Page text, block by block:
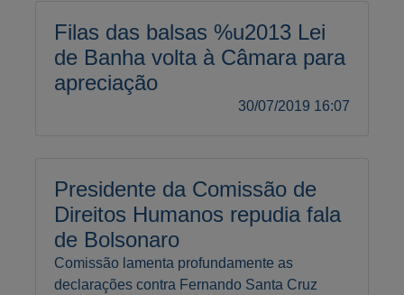
Filas das balsas %u2013 Lei
de Banha volta à Câmara para
apreciação
30/07/2019 16:07
Presidente da Comissão de
Direitos Humanos repudia fala
de Bolsonaro
Comissão lamenta profundamente as
declarações contra Fernando Santa Cruz